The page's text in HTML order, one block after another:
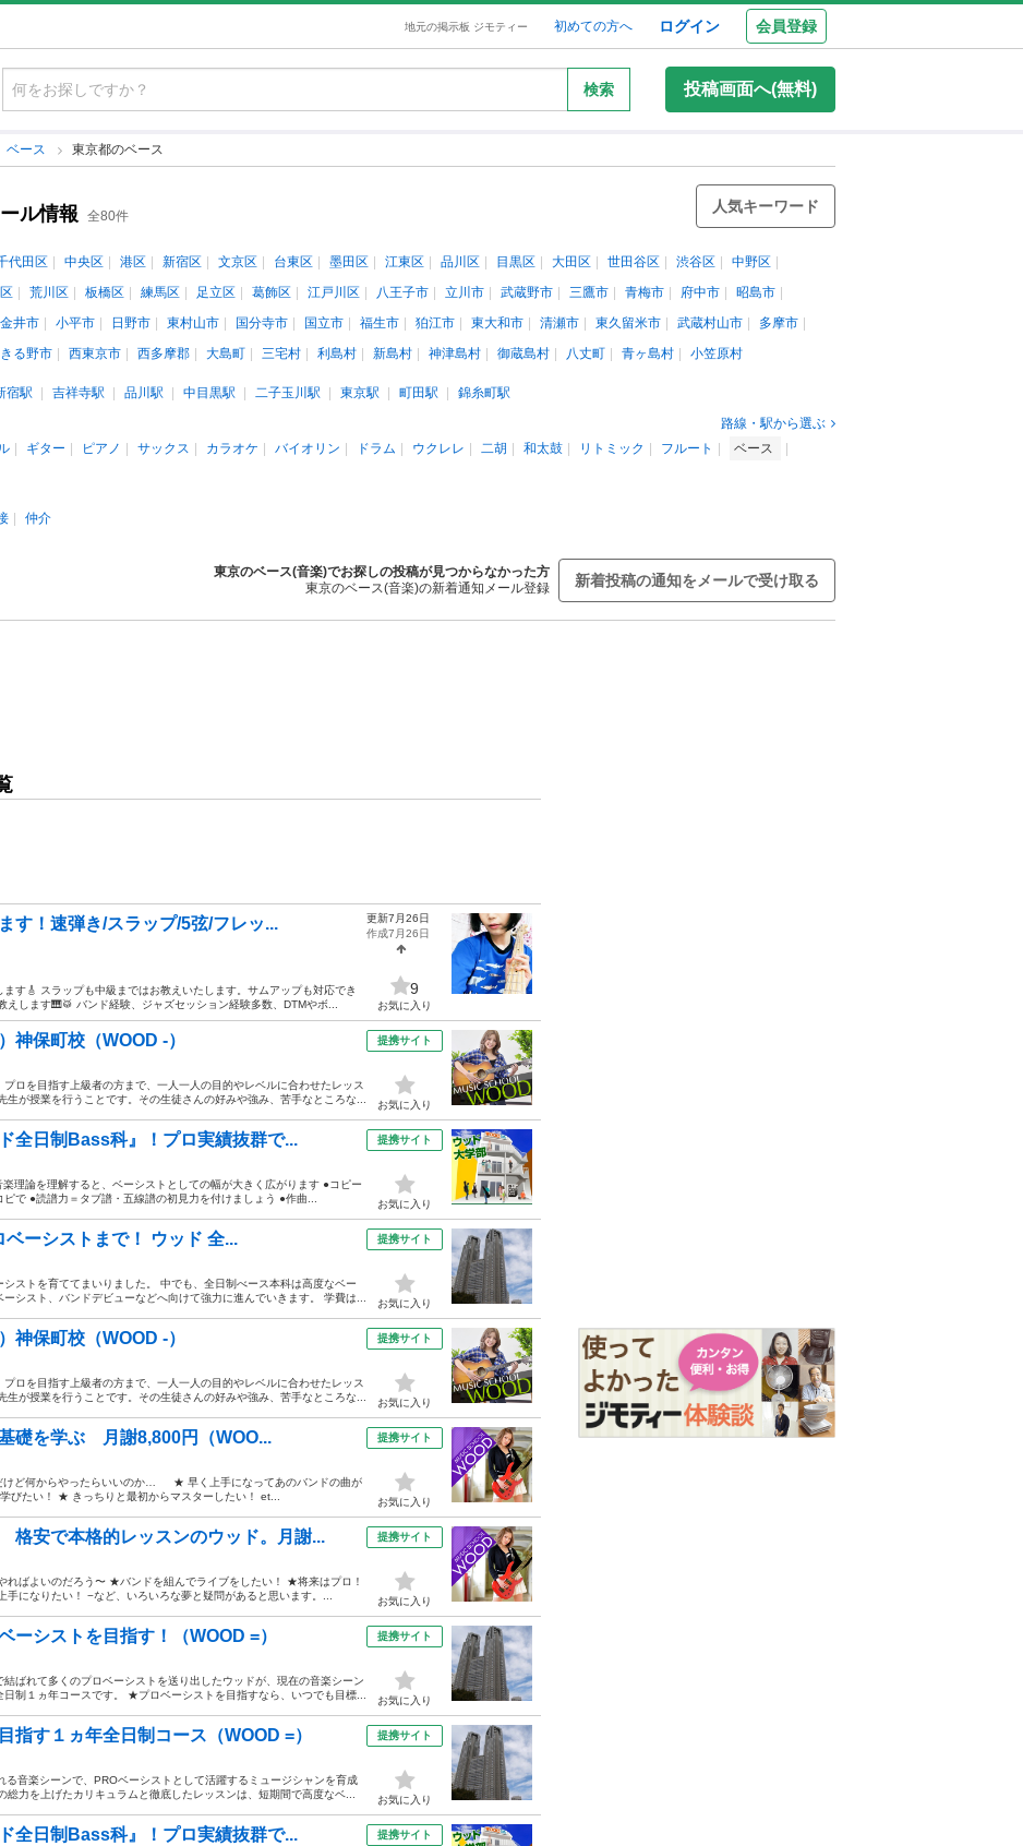
地元の掲示板 ジモティー 初めての方へ ログイン 会員登録
検索 投稿画面へ(無料)
ベース 東京都のベース
ル情報 全80件
人気キーワード
代田区 中央区 港区 新宿区 文京区 台東区 墨田区 江東区 品川区 目黒区 大田区 世田谷区 渋谷区
中野区
荒川区 板橋区 練馬区 足立区 葛飾区 江戸川区 八王子市 立川市 武蔵野市 三鷹市 青梅市 府中市
昭島市
井市 小平市 日野市 東村山市 国分寺市 国立市 福生市 狛江市 東大和市 清瀬市 東久留米市 武蔵村山市
多摩市
る野市 西東京市 西多摩郡 大島町 三宅村 利島村 新島村 神津島村 御蔵島村 八丈町 青ヶ島村 小笠原村
宿駅 吉祥寺駅 品川駅 中目黒駅 二子玉川駅 東京駅 町田駅
錦糸町駅
路線・駅から選ぶ
ギター ピアノ サックス カラオケ バイオリン ドラム ウクレレ 二胡 和太鼓 リトミック フルート
ベース
仲介
東京のベース(音楽)でお探しの投稿が見つからなかった方
東京のベース(音楽)の新着通知メール登録
新着投稿の通知をメールで受け取る
す！速弾き/スラップ/5弦/フレッ...
す🎸 スラップも中級まではお教えいたします。サムアップも対応でき
します🎹🥁 バンド経験、ジャズセッション経験多数、DTMやボ...
更新7月26日
作成7月26日
9
お気に入り
神保町校（WOOD -）
ロを目指す上級者の方まで、一人一人の目的やレベルに合わせたレッス
が授業を行うことです。その生徒さんの好みや強み、苦手なところな...
提携サイト
お気に入り
全日制Bass科』！プロ実績抜群で...
理論を理解すると、ベーシストとしての幅が大きく広がります ●コピー
で ●読譜力＝タブ譜・五線譜の初見力を付けましょう ●作曲...
提携サイト
お気に入り
ーシストまで！ ウッド 全...
ストを育ててまいりました。 中でも、全日制べース本科は高度なベー
シスト、バンドデビューなどへ向けて強力に進んでいきます。 学費は...
提携サイト
お気に入り
神保町校（WOOD -）
ロを目指す上級者の方まで、一人一人の目的やレベルに合わせたレッス
が授業を行うことです。その生徒さんの好みや強み、苦手なところな...
提携サイト
お気に入り
礎を学ぶ 月謝8,800円（WOO...
けど何からやったらいいのか… ★ 早く上手になってあのバンドの曲が
たい！ ★ きっちりと最初からマスターしたい！ et...
提携サイト
お気に入り
安で本格的レッスンのウッド。月謝...
ばよいのだろう〜 ★バンドを組んでライブをしたい！ ★将来はプロ！
になりたい！ −など、いろいろな夢と疑問があると思います。...
提携サイト
お気に入り
シストを目指す！（WOOD =）
ばれて多くのプロベーシストを送り出したウッドが、現在の音楽シーン
制１ヵ年コースです。 ★プロベーシストを目指すなら、いつでも目標...
提携サイト
お気に入り
す１ヵ年全日制コース（WOOD =）
音楽シーンで、PROベーシストとして活躍するミュージシャンを育成
力を上げたカリキュラムと徹底したレッスンは、短期間で高度なベ...
提携サイト
お気に入り
全日制Bass科』！プロ実績抜群で... 提携サイト